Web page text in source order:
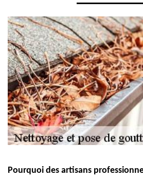
Pourquoi des artisans